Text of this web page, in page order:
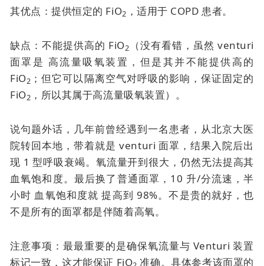
其优点：提供恒定的 FiO2 ，适用于 COPD 患者。
缺点：不能提供高的 FiO2 （没有看错，虽然venturi
面罩是 高流量吸氧装置，但是其并不能提供高的
FiO2 ；但它可以隔离空气对呼吸的影响，保证固定的
FiO2 ，所以其属于高流量吸氧装置）。
说句题外话，几年前曾经遇到一名患者，从北京大医
院转回本地，带着就是venturi 面罩 ，结果入院后出
现 1 型呼吸衰竭。氧流量开到很大，仍然无法提高其
血氧饱和度。最后换了普通面罩，10 升/分流速，半
小时 血氧饱和度就 提高到 98%。不是贵的就好，也
不是所有的面罩都是伴随着高氧。
注意事项：最最重要的是确保氧流量与 Venturi 装置
标记一致，这才能保证 FiO 准确。具体参考该面罩的